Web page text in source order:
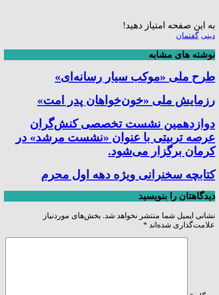
به این صفحه امتیاز دهید!
دینی گفتمان
نوشته های مشابه
طرح ملی «موکب سیار رسانه‌ای»
رزمایش ملی «خون‌خواهان پدر امت»
دوازدهمین نشست تخصصی کنش‌گران
عرصه تربیتی با عنوان «نشست مرشد» در
کرمان برگزار می‌شود.
کتابچه سخنرانی ویژه دهه اول محرم
دیدگاهتان را بنویسید
نشانی ایمیل شما منتشر نخواهد شد. بخش‌های موردنیاز
علامت‌گذاری شده‌اند *